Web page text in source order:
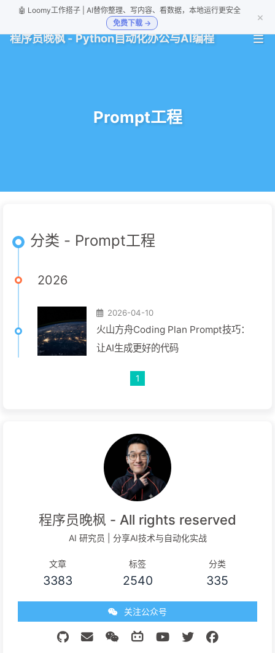
🤖 Loomy工作搭子 | AI替你整理、写内容、看数据，本地运行更安全
免费下载 →
×
程序员晚枫 - Python自动化办公与AI编程
Prompt工程
分类 - Prompt工程
2026
2026-04-10
火山方舟Coding Plan Prompt技巧：
让AI生成更好的代码
1
程序员晚枫 - All rights reserved
AI 研究员 | 分享AI技术与自动化实战
文章
3383
标签
2540
分类
335
关注公众号